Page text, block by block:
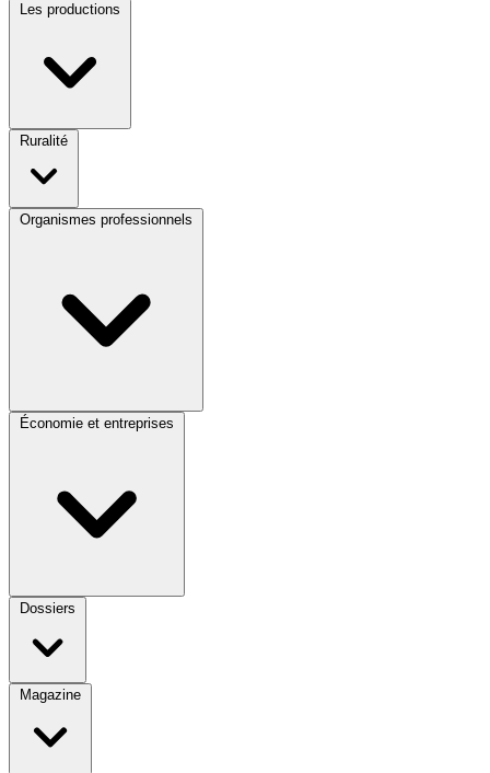
Les productions
Ruralité
Organismes professionnels
Économie et entreprises
Dossiers
Magazine